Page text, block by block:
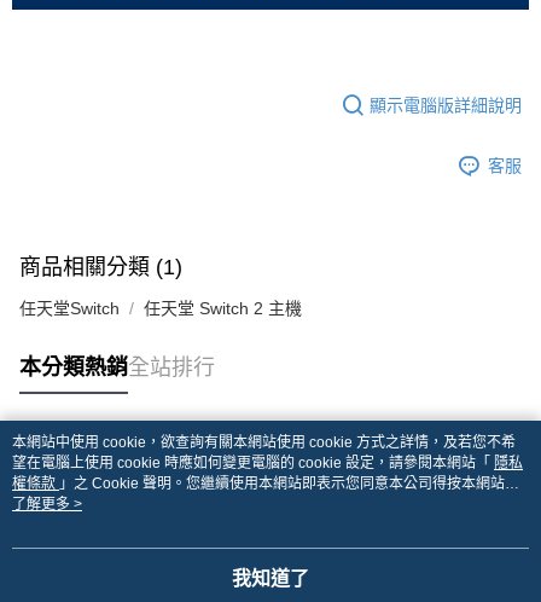
顯示電腦版詳細說明
客服
商品相關分類 (1)
任天堂Switch 任天堂 Switch 2 主機
本分類熱銷全站排行
熱門標籤
本網站中使用 cookie，欲查詢有關本網站使用 cookie 方式之詳情，及若您不希
望在電腦上使用 cookie 時應如何變更電腦的 cookie 設定，請參閱本網站「 隱私
權條款 」之 Cookie 聲明。您繼續使用本網站即表示您同意本公司得按本網站使
用條款之 Cookie 聲明使用 cookie。
了解更多 >
我知道了